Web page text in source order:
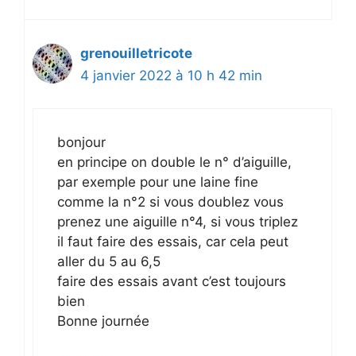
grenouilletricote
4 janvier 2022 à 10 h 42 min
bonjour
en principe on double le n° d’aiguille,
par exemple pour une laine fine
comme la n°2 si vous doublez vous
prenez une aiguille n°4, si vous triplez
il faut faire des essais, car cela peut
aller du 5 au 6,5
faire des essais avant c’est toujours
bien
Bonne journée